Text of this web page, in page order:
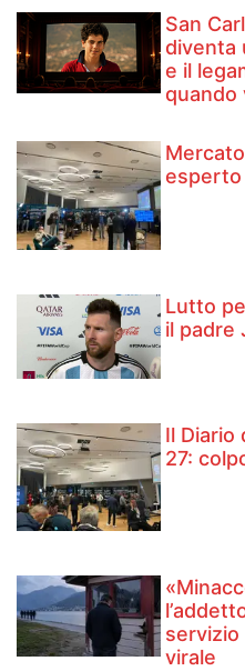
San
diventa
e il
quando
Lutto
il padre
Il Diario
27:
virale